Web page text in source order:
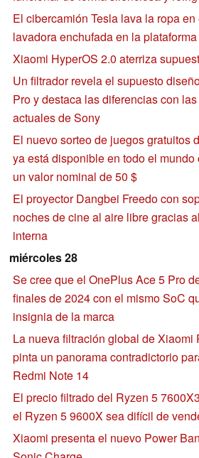
El cibercamión Tesla lava la ropa
lavadora enchufada en la
Xiaomi HyperOS 2.0 aterriza
Un filtrador revela el supuesto
Pro y destaca las diferencias con
actuales de Sony
El nuevo sorteo de juegos gratuitos
ya está disponible en todo el
un valor nominal de 50 $
El proyector Dangbei Freedo con
noches de cine al aire libre gracias
interna
miércoles 28
Se cree que el OnePlus Ace 5 Pro
finales de 2024 con el mismo SoC
insignia de la marca
La nueva filtración global de Xiaomi
pinta un panorama contradictorio
Redmi Note 14
El precio filtrado del Ryzen 5
el Ryzen 5 9600X sea difícil de
Xiaomi presenta el nuevo Power